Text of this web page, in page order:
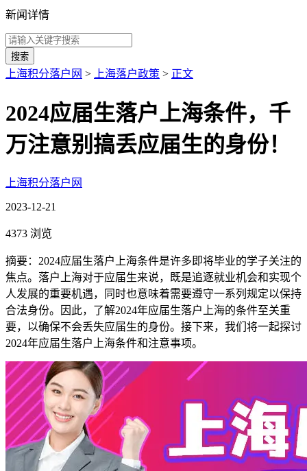
新闻详情
搜索
上海积分落户网 > 上海落户政策 > 正文
2024应届生落户上海条件，千
万注意别搞丢应届生的身份！
上海积分落户网
2023-12-21
4373 浏览
摘要：2024应届生落户上海条件是许多即将毕业的学子关注的
焦点。落户上海对于应届生来说，既是追逐就业机会和实现个
人发展的重要机遇，同时也意味着需要遵守一系列规定以保持
合法身份。因此，了解2024年应届生落户上海的条件至关重
要，以确保不会丢失应届生的身份。接下来，我们将一起探讨
2024年应届生落户上海条件和注意事项。